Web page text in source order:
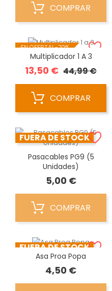
COMPRAR
¡EN OFERTA!-70%
Multiplicador 1 A 3
13,50 € Precio
44,99 €
COMPRAR
FUERA DE STOCK
Pasacables PG9 (5
Unidades)
5,00 €Precio
COMPRAR
FUERA DE STOCK
Asa Proa Popa
4,50 €Precio